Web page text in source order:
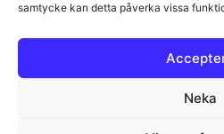
samtycke kan detta påverka vissa
Neka
f ◎
Swish